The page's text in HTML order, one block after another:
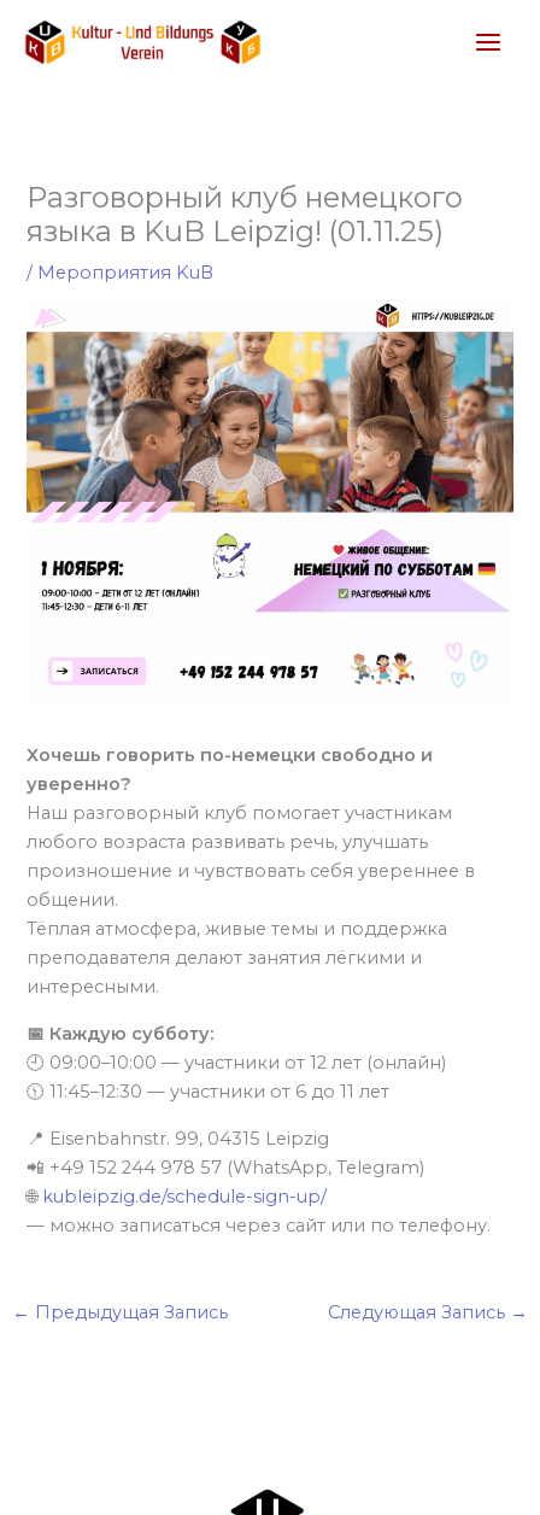
содержимому
Разговорный клуб немецкого
языка в KuB Leipzig! (01.11.25)
/ Мероприятия KuB
Хочешь говорить по-немецки свободно и
уверенно?
Наш разговорный клуб помогает участникам
любого возраста развивать речь, улучшать
произношение и чувствовать себя увереннее в
общении.
Тёплая атмосфера, живые темы и поддержка
преподавателя делают занятия лёгкими и
интересными.
📅 Каждую субботу:
🕘 09:00–10:00 — участники от 12 лет (онлайн)
🕦 11:45–12:30 — участники от 6 до 11 лет
📍 Eisenbahnstr. 99, 04315 Leipzig
📲 +49 152 244 978 57 (WhatsApp, Telegram)
🌐 kubleipzig.de/schedule-sign-up/
— можно записаться через сайт или по телефону.
← Предыдущая Запись Следующая Запись →